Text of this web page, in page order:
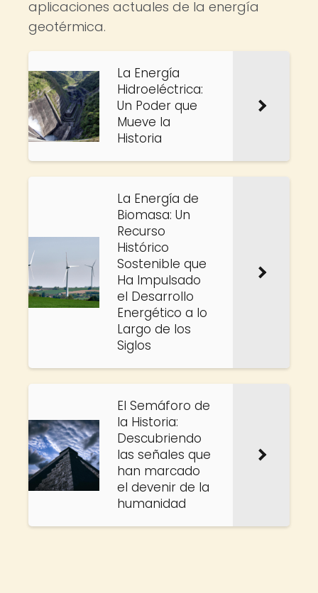
aplicaciones actuales de la energía
geotérmica.
La Energía
Hidroeléctrica:
Un Poder que
Mueve la
Historia
La Energía de
Biomasa: Un
Recurso
Histórico
Sostenible que
Ha Impulsado
el Desarrollo
Energético a lo
Largo de los
Siglos
El Semáforo de
la Historia:
Descubriendo
las señales que
han marcado
el devenir de la
humanidad